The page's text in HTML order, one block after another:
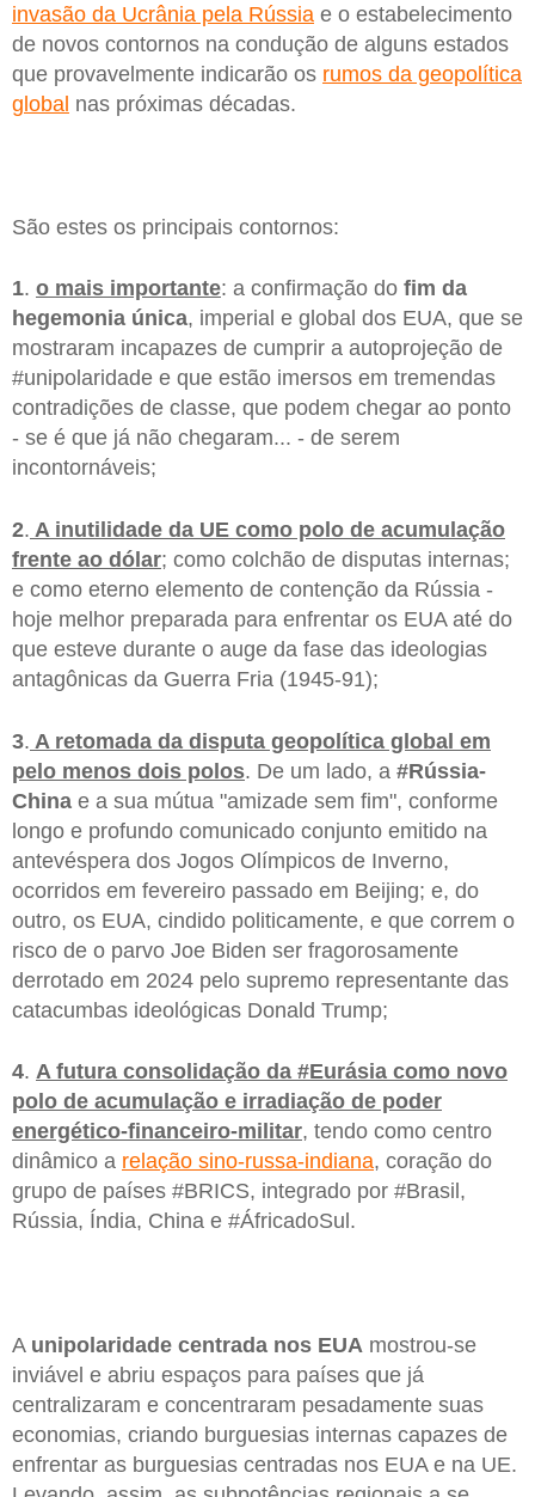
invasão da Ucrânia pela Rússia e o estabelecimento
de novos contornos na condução de alguns estados
que provavelmente indicarão os rumos da geopolítica
global nas próximas décadas.
São estes os principais contornos:
1. o mais importante: a confirmação do fim da
hegemonia única, imperial e global dos EUA, que se
mostraram incapazes de cumprir a autoprojeção de
#unipolaridade e que estão imersos em tremendas
contradições de classe, que podem chegar ao ponto
- se é que já não chegaram... - de serem
incontornáveis;
2. A inutilidade da UE como polo de acumulação
frente ao dólar; como colchão de disputas internas;
e como eterno elemento de contenção da Rússia -
hoje melhor preparada para enfrentar os EUA até do
que esteve durante o auge da fase das ideologias
antagônicas da Guerra Fria (1945-91);
3. A retomada da disputa geopolítica global em
pelo menos dois polos. De um lado, a #Rússia-
China e a sua mútua "amizade sem fim", conforme
longo e profundo comunicado conjunto emitido na
antevéspera dos Jogos Olímpicos de Inverno,
ocorridos em fevereiro passado em Beijing; e, do
outro, os EUA, cindido politicamente, e que correm o
risco de o parvo Joe Biden ser fragorosamente
derrotado em 2024 pelo supremo representante das
catacumbas ideológicas Donald Trump;
4. A futura consolidação da #Eurásia como novo
polo de acumulação e irradiação de poder
energético-financeiro-militar, tendo como centro
dinâmico a relação sino-russa-indiana, coração do
grupo de países #BRICS, integrado por #Brasil,
Rússia, Índia, China e #ÁfricadoSul.
A unipolaridade centrada nos EUA mostrou-se
inviável e abriu espaços para países que já
centralizaram e concentraram pesadamente suas
economias, criando burguesias internas capazes de
enfrentar as burguesias centradas nos EUA e na UE.